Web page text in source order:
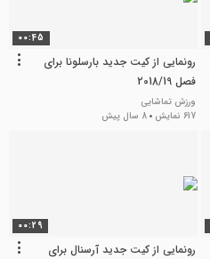
00:45
رونمایی از کیت جدید بارسلونا برای
فصل 2018/19
ورزش تماشایی
617 نمایش
8 سال پیش
00:29
رونمایی از کیت جدید آرسنال برای